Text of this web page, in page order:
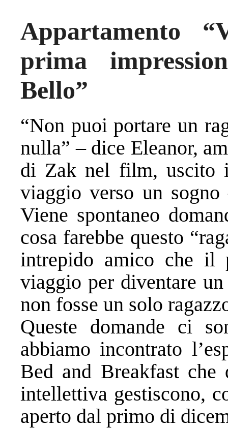
Appartamento
prima
Bello”
“Non puoi portare un
nulla” – dice Eleanor,
di Zak nel film, uscito
viaggio verso un
Viene spontaneo
cosa farebbe questo
intrepido amico che il
viaggio per diventare
non fosse un solo
Queste domande ci
abbiamo incontrato
Bed and Breakfast che
intellettiva gestiscono,
aperto dal primo di